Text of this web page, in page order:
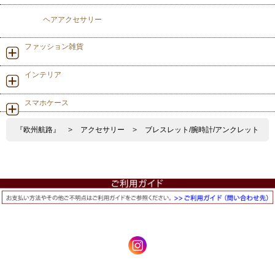
ヘアアクセサリー
ファッション雑貨
インテリア
スマホケース
『欧州航路』 > アクセサリー > ブレスレット/腕時計/アンクレット